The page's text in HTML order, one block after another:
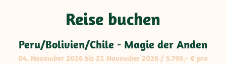
Reise buchen
Peru/Bolivien/Chile - Magie der Anden
04. November 2026 bis 27. November 2026 / 5.799,- € pro